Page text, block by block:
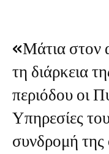
«Μάτια στον
τη διάρκεια
περιόδου οι
Υπηρεσίες
συνδρομή